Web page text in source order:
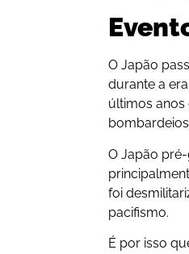
O Japão
durante a
últimos anos
O Japão
foi
pacifismo.
É por isso